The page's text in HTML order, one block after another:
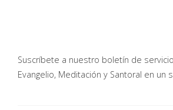
Suscríbete a nuestro boletín de
Evangelio, Meditación y Santoral en un